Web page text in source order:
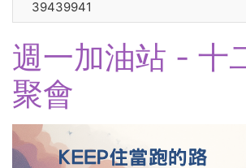
39439941
週一加油站 - 十
聚會